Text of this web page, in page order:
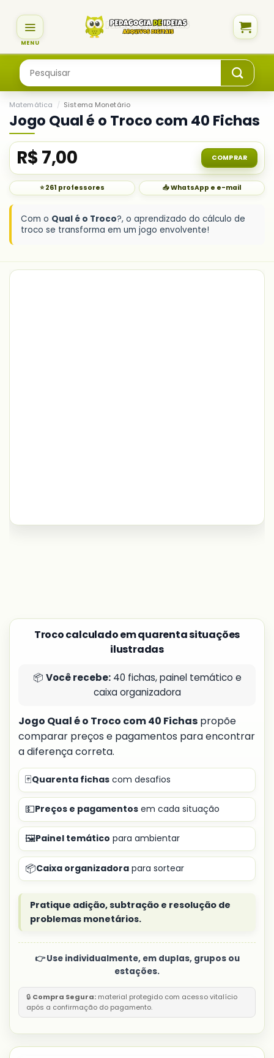
content
Pesquisar
por:
Matemática / Sistema Monetário
Jogo Qual é o Troco com 40 Fichas
R$ 7,00 COMPRAR
⭐ 261 professores 📥 WhatsApp e e-mail
Com o Qual é o Troco?, o aprendizado do cálculo de
troco se transforma em um jogo envolvente!
Troco calculado em quarenta situações
ilustradas
📦 Você recebe:40 fichas, painel temático e
caixa organizadora
Jogo Qual é o Troco com 40 Fichas propõe
comparar preços e pagamentos para encontrar
a diferença correta.
🃏Quarenta fichas com desafios
💵Preços e pagamentos em cada situação
🖼️Painel temático para ambientar
📦Caixa organizadora para sortear
Pratique adição, subtração e resolução de
problemas monetários.
👉 Use individualmente, em duplas, grupos ou
estações.
🔒 Compra Segura: material protegido com acesso vitalício
após a confirmação do pagamento.